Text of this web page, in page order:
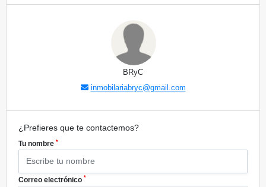
BRyC
inmobilariabryc@gmail.com
¿Prefieres que te contactemos?
Tu nombre *
Correo electrónico *